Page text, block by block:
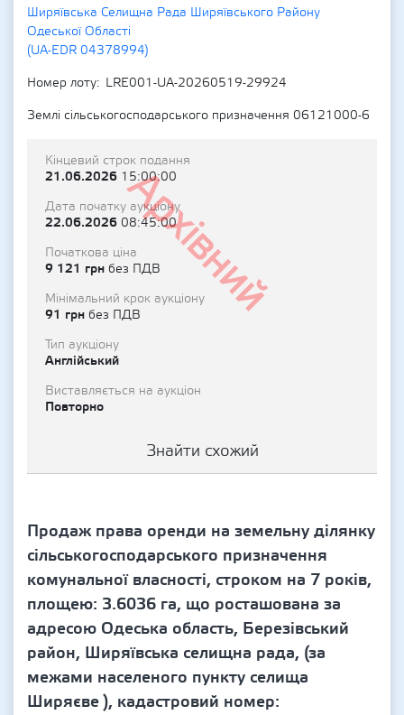
Ширяївська Селищна Рада Ширяївського Району
Одеської Області
(UA-EDR 04378994)
Номер лоту
LRE001-UA-20260519-29924
Землі сільськогосподарського призначення 06121000-6
Архівний
Кінцевий строк подання
21.06.2026 15:00:00
Дата початку аукціону
22.06.2026 08:45:00
Початкова ціна
9 121 грн без ПДВ
Мінімальний крок аукціону
91 грн без ПДВ
Тип аукціону
Англійський
Виставляється на аукціон
Повторно
Знайти схожий
Продаж права оренди на земельну ділянку
сільськогосподарського призначення
комунальної власності, строком на 7 років,
площею: 3.6036 га, що росташована за
адресою Одеська область, Березівський
район, Ширяївська селищна рада, (за
межами населеного пункту селища
Ширяєве ), кадастровий номер: